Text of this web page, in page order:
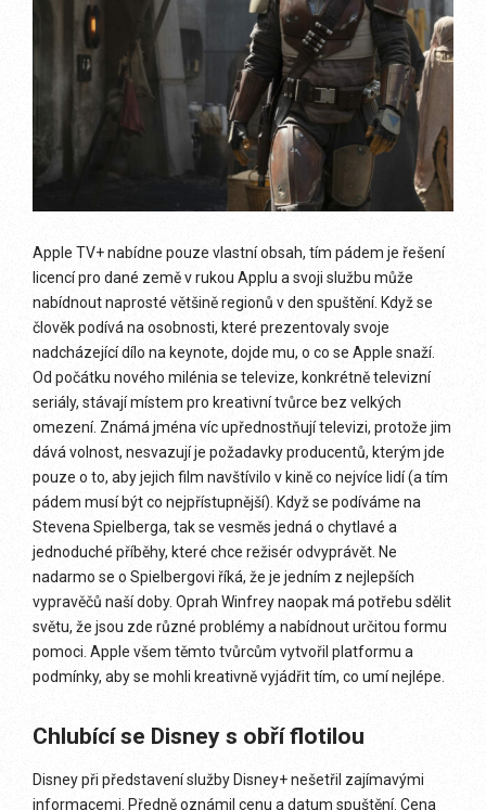
Apple TV+ nabídne pouze vlastní obsah, tím pádem je řešení
licencí pro dané země v rukou Applu a svoji službu může
nabídnout naprosté většině regionů v den spuštění. Když se
člověk podívá na osobnosti, které prezentovaly svoje
nadcházející dílo na keynote, dojde mu, o co se Apple snaží.
Od počátku nového milénia se televize, konkrétně televizní
seriály, stávají místem pro kreativní tvůrce bez velkých
omezení. Známá jména víc upřednostňují televizi, protože jim
dává volnost, nesvazují je požadavky producentů, kterým jde
pouze o to, aby jejich film navštívilo v kině co nejvíce lidí (a tím
pádem musí být co nejpřístupnější). Když se podíváme na
Stevena Spielberga, tak se vesměs jedná o chytlavé a
jednoduché příběhy, které chce režisér odvyprávět. Ne
nadarmo se o Spielbergovi říká, že je jedním z nejlepších
vypravěčů naší doby. Oprah Winfrey naopak má potřebu sdělit
světu, že jsou zde různé problémy a nabídnout určitou formu
pomoci. Apple všem těmto tvůrcům vytvořil platformu a
podmínky, aby se mohli kreativně vyjádřit tím, co umí nejlépe.
Chlubící se Disney s obří flotilou
Disney při představení služby Disney+ nešetřil zajímavými
informacemi. Předně oznámil cenu a datum spuštění. Cena